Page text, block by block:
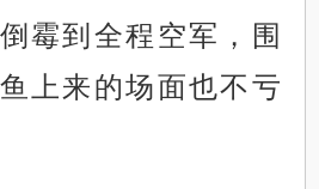
霉到全程空军，围
上来的场面也不亏